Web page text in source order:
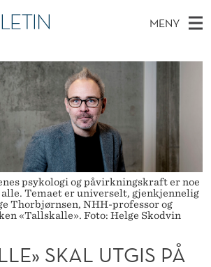
MENY
forskerprofiler
psykologi og påvirkningskraft er noe
Temaet er universelt, gjenkjennelig
Thorbjørnsen, NHH-professor og
«Tallskalle». Foto: Helge Skodvin
SKAL UTGIS PÅ